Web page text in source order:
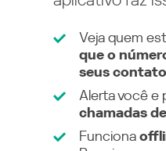
Veja quem
que o
seus
Alerta você e
chamadas
Funciona